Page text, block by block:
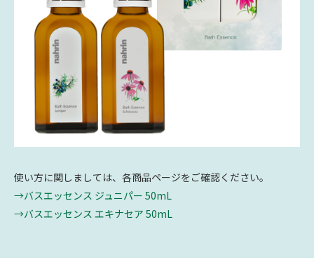
使い方に関しましては、各商品ページをご確認ください。
→バスエッセンス ジュニパー 50mL
→バスエッセンス エキナセア 50mL